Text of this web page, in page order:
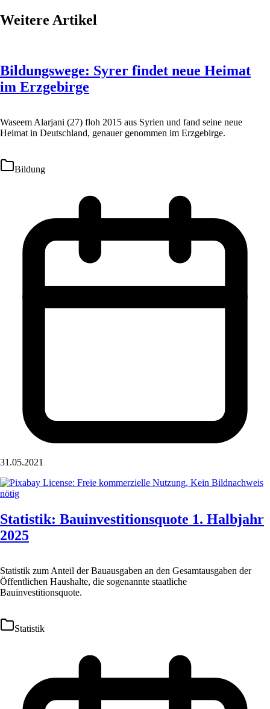
Weitere Artikel
Bildungswege: Syrer findet neue Heimat
im Erzgebirge
Waseem Alarjani (27) floh 2015 aus Syrien und fand seine neue
Heimat in Deutschland, genauer genommen im Erzgebirge.
Bildung
31.05.2021
Statistik: Bauinvestitionsquote 1. Halbjahr
2025
Statistik zum Anteil der Bauausgaben an den Gesamtausgaben der
Öffentlichen Haushalte, die sogenannte staatliche
Bauinvestitionsquote.
Statistik